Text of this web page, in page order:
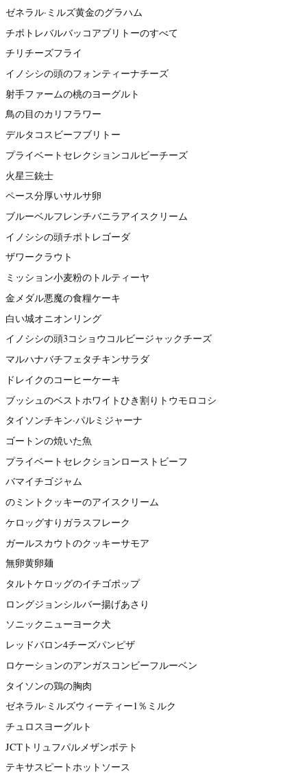
ゼネラル·ミルズ黄金のグラハム
チポトレバルバッコアブリトーのすべて
チリチーズフライ
イノシシの頭のフォンティーナチーズ
射手ファームの桃のヨーグルト
鳥の目のカリフラワー
デルタコスビーフブリトー
プライベートセレクションコルビーチーズ
火星三銃士
ペース分厚いサルサ卵
ブルーベルフレンチバニラアイスクリーム
イノシシの頭チポトレゴーダ
ザワークラウト
ミッション小麦粉のトルティーヤ
金メダル悪魔の食糧ケーキ
白い城オニオンリング
イノシシの頭3コショウコルビージャックチーズ
マルハナバチフェタチキンサラダ
ドレイクのコーヒーケーキ
ブッシュのベストホワイトひき割りトウモロコシ
タイソンチキン·パルミジャーナ
ゴートンの焼いた魚
プライベートセレクションローストビーフ
バマイチゴジャム
のミントクッキーのアイスクリーム
ケロッグすりガラスフレーク
ガールスカウトのクッキーサモア
無卵黄卵麺
タルトケロッグのイチゴポップ
ロングジョンシルバー揚げあさり
ソニックニューヨーク犬
レッドバロン4チーズパンピザ
ロケーションのアンガスコンビーフルーベン
タイソンの鶏の胸肉
ゼネラル·ミルズウィーティー1％ミルク
チュロスヨーグルト
JCTトリュフパルメザンポテト
テキサスピートホットソース